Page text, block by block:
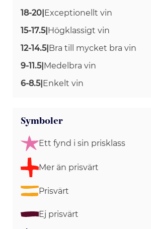
18-20|Exceptionellt vin
15-17.5|Högklassigt vin
12-14.5|Bra till mycket bra vin
9-11.5|Medelbra vin
6-8.5|Enkelt vin
Symboler
Ett fynd i sin prisklass
Mer än prisvärt
Prisvärt
Ej prisvärt